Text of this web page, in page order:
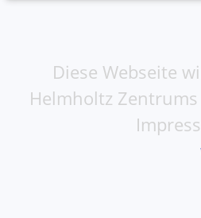
Diese Webseite
Helmholtz